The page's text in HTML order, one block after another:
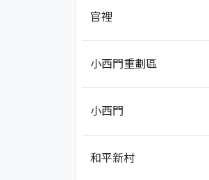
官裡
小西門重劃區
小西門
和平新村